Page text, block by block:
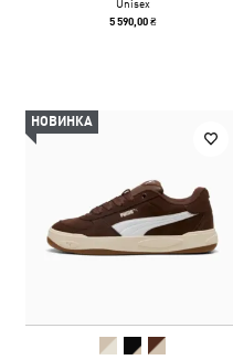
Unisex
5 590,00 ₴
НОВИНКА